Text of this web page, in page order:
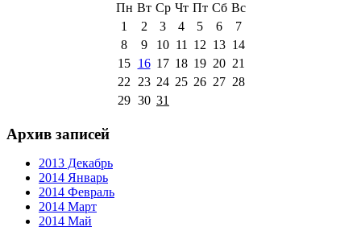
Пн Вт Ср Чт Пт Сб Вс
1
2 3 4 5 6
7
8
9 10 11 12 13 14
15 16 17 18 19 20 21
22 23 24 25 26 27 28
29 30 31
Архив записей
2013 Декабрь
2014 Январь
2014 Февраль
2014 Март
2014 Май